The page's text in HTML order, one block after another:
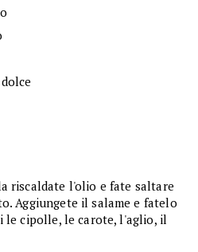
riscaldate l'olio e fate saltare
Aggiungete il salame e fatelo
le cipolle, le carote, l'aglio, il